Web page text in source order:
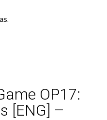
OP17:
[ENG] –